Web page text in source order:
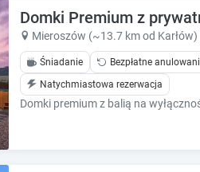
r
e
y
t
o
Domki Premium z
Mieroszów (~13.7 km od Karłów)
Śniadanie Bezpłatne
Natychmiastowa rezerwacja